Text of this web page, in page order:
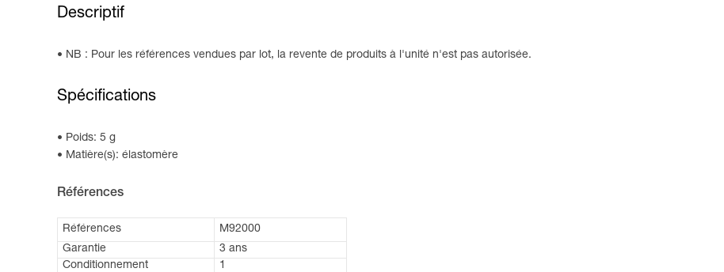
Descriptif
NB : Pour les références vendues par lot, la revente de produits à l'unité n'est pas autorisée.
Spécifications
Poids: 5 g
Matière(s): élastomère
Références
Références
M92000
Garantie
3 ans
Conditionnement
1